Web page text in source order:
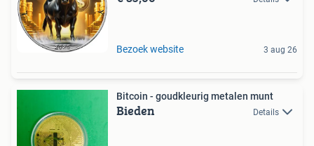
Bezoek website 3 aug 26
Bitcoin - goudkleurig metalen munt
Bieden Details